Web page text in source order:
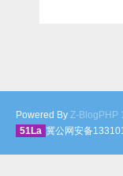
Powered By Z-BlogPHP
51La 冀公网安备